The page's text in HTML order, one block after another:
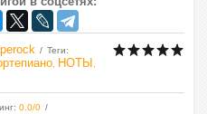
Теги:
НОТЫ
: 0.0/0